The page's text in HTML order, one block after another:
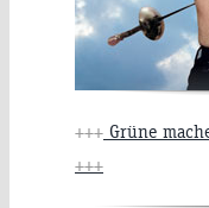
+++ Grüne
+++